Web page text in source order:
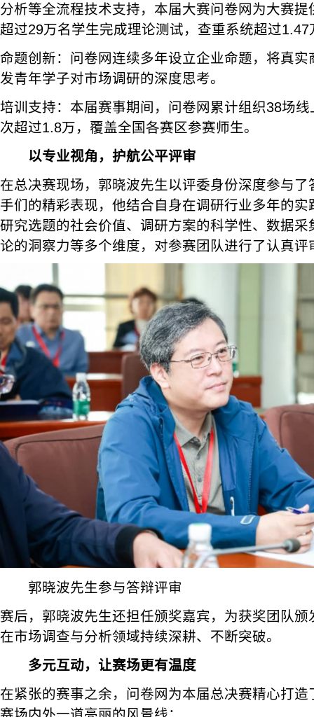
分析等全流程技术支持，本届大赛问卷网为大赛
超过29万名学生完成理论测试，查重系统超过
命题创新：问卷网连续多年设立企业命题，将真
发青年学子对市场调研的深度思考。
培训支持：本届赛事期间，问卷网累计组织38场
次超过1.8万，覆盖全国各赛区参赛师生。
以专业视角，护航公平评审
在总决赛现场，郭晓波先生以评委身份深度参与
手们的精彩表现，他结合自身在调研行业多年的
研究选题的社会价值、调研方案的科学性、数据
论的洞察力等多个维度，对参赛团队进行了认真评
郭晓波先生参与答辩评审
赛后，郭晓波先生还担任颁奖嘉宾，为获奖团队
在市场调查与分析领域持续深耕、不断突破。
多元互动，让赛场更有温度
在紧张的赛事之余，问卷网为本届总决赛精心打